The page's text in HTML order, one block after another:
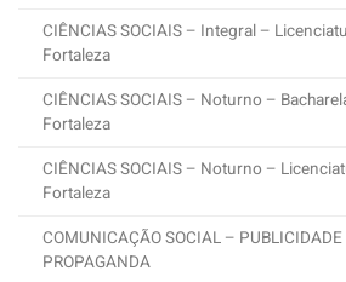
CIÊNCIAS SOCIAIS – Integral –
Fortaleza
CIÊNCIAS SOCIAIS – Noturno –
Fortaleza
CIÊNCIAS SOCIAIS – Noturno –
Fortaleza
COMUNICAÇÃO SOCIAL – PUBLICIDADE
PROPAGANDA